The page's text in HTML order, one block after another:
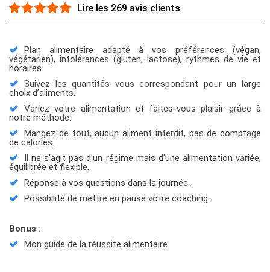
Lire les 269 avis clients
Plan alimentaire adapté à vos préférences (végan,
végétarien), intolérances (gluten, lactose), rythmes de vie et
horaires.
Suivez les quantités vous correspondant pour un large
choix d’aliments.
Variez votre alimentation et faites-vous plaisir grâce à
notre méthode.
Mangez de tout, aucun aliment interdit, pas de comptage
de calories.
Il ne s’agit pas d’un régime mais d’une alimentation variée,
équilibrée et flexible.
Réponse à vos questions dans la journée.
Possibilité de mettre en pause votre coaching.
Bonus :
Mon guide de la réussite alimentaire